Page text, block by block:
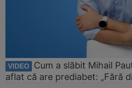
VIDEO
Cum a slăbit Mihail
aflat că are prediabet: „Fără